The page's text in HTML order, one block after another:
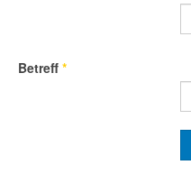
Betreff *